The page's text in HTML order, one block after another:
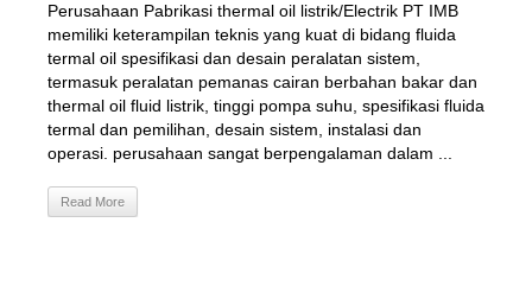
Perusahaan Pabrikasi thermal oil listrik/Electrik PT IMB
memiliki keterampilan teknis yang kuat di bidang fluida
termal oil spesifikasi dan desain peralatan sistem,
termasuk peralatan pemanas cairan berbahan bakar dan
thermal oil fluid listrik, tinggi pompa suhu, spesifikasi fluida
termal dan pemilihan, desain sistem, instalasi dan
operasi. perusahaan sangat berpengalaman dalam ...
Read More